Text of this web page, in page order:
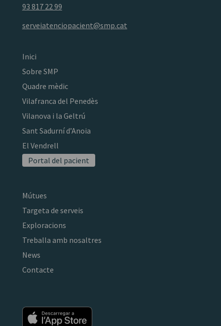
93 817 22 99
serveiatenciopacient@smp.cat
Inici
Sobre SMP
Quadre mèdic
Vilafranca del Penedès
Vilanova i la Geltrú
Sant Sadurní d’Anoia
El Vendrell
Portal del pacient
Mútues
Targeta de serveis
Exploracions
Treballa amb nosaltres
News
Contacte